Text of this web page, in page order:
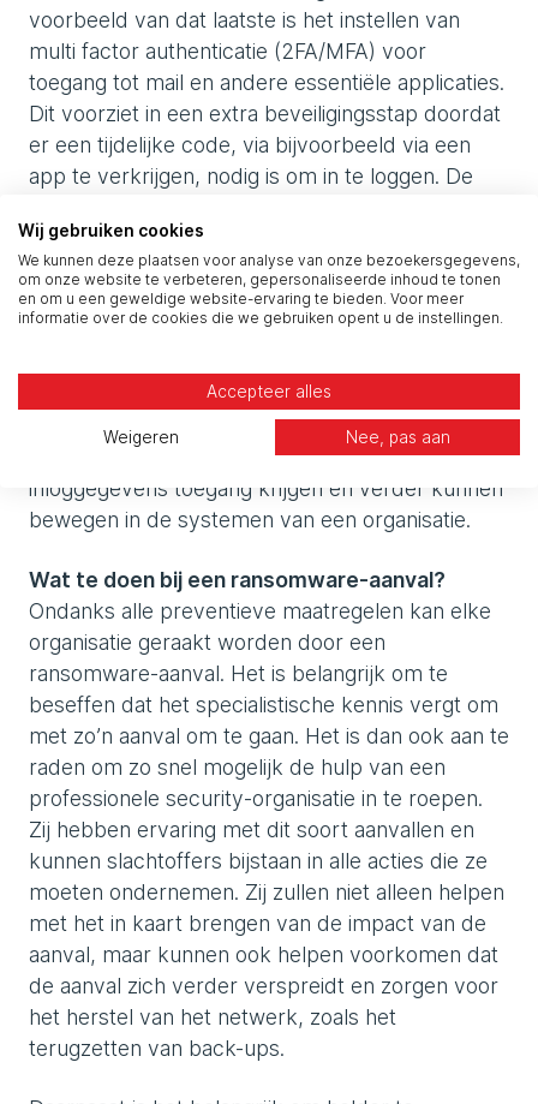
voorbeeld van dat laatste is het instellen van
multi factor authenticatie (2FA/MFA) voor
toegang tot mail en andere essentiële applicaties.
Dit voorziet in een extra beveiligingsstap doordat
er een tijdelijke code, via bijvoorbeeld via een
app te verkrijgen, nodig is om in te loggen. De
van pogingen om gebruikersnamen en
wachtwoorden te achterhalen door criminelen.
Deze kunnen bij digitale aanvallen worden
ingezet. Ook zijn zwakke wachtwoorden die
toegangspoort. Door het gebruik van deze
authenticatiestap wordt voorkomen dat
cybercriminelen met gestolen of gekraakte
inloggegevens toegang krijgen en verder kunnen
bewegen in de systemen van een organisatie.
Wat te doen bij een ransomware-aanval?
Ondanks alle preventieve maatregelen kan elke
organisatie geraakt worden door een
ransomware-aanval. Het is belangrijk om te
beseffen dat het specialistische kennis vergt om
met zo’n aanval om te gaan. Het is dan ook aan te
raden om zo snel mogelijk de hulp van een
professionele security-organisatie in te roepen.
Zij hebben ervaring met dit soort aanvallen en
kunnen slachtoffers bijstaan in alle acties die ze
moeten ondernemen. Zij zullen niet alleen helpen
met het in kaart brengen van de impact van de
aanval, maar kunnen ook helpen voorkomen dat
de aanval zich verder verspreidt en zorgen voor
het herstel van het netwerk, zoals het
terugzetten van back-ups.
Wij gebruiken cookies
We kunnen deze plaatsen voor analyse van onze bezoekersgegevens,
om onze website te verbeteren, gepersonaliseerde inhoud te tonen
en om u een geweldige website-ervaring te bieden. Voor meer
informatie over de cookies die we gebruiken opent u de instellingen.
Accepteer alles
Weigeren Nee, pas aan